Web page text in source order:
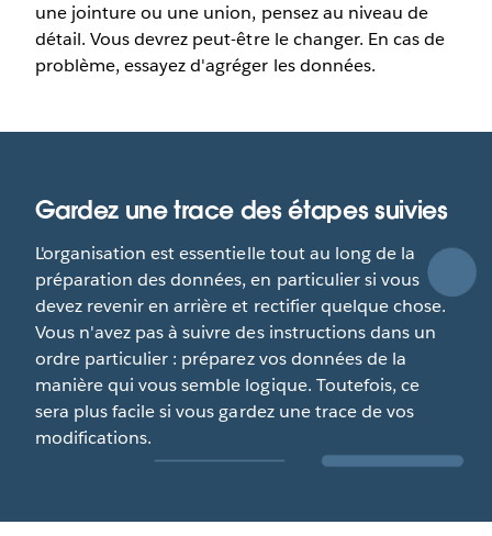
une jointure ou une union, pensez au niveau de
détail. Vous devrez peut-être le changer. En cas de
problème, essayez d'agréger les données.
Gardez une trace des étapes suivies
L'organisation est essentielle tout au long de la
préparation des données, en particulier si vous
devez revenir en arrière et rectifier quelque chose.
Vous n'avez pas à suivre des instructions dans un
ordre particulier : préparez vos données de la
manière qui vous semble logique. Toutefois, ce
sera plus facile si vous gardez une trace de vos
modifications.